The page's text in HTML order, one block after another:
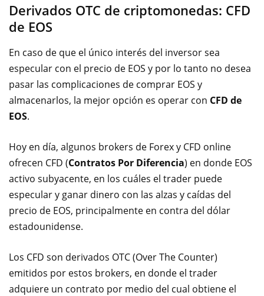
Derivados OTC de criptomonedas: CFD
de EOS
En caso de que el único interés del inversor sea
especular con el precio de EOS y por lo tanto no desea
pasar las complicaciones de comprar EOS y
almacenarlos, la mejor opción es operar con CFD de
EOS.
Hoy en día, algunos brokers de Forex y CFD online
ofrecen CFD (Contratos Por Diferencia) en donde EOS
activo subyacente, en los cuáles el trader puede
especular y ganar dinero con las alzas y caídas del
precio de EOS, principalmente en contra del dólar
estadounidense.
Los CFD son derivados OTC (Over The Counter)
emitidos por estos brokers, en donde el trader
adquiere un contrato por medio del cual obtiene el